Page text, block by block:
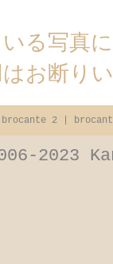
いる写真
お断り
brocante 2
2023